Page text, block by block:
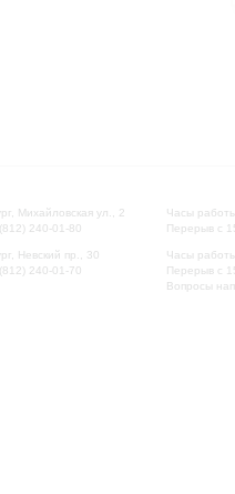
Михайловская ул., 2
240-01-80
Невский пр., 30
240-01-70
Часы
Перерыв с
Часы
Перерыв с
Вопросы